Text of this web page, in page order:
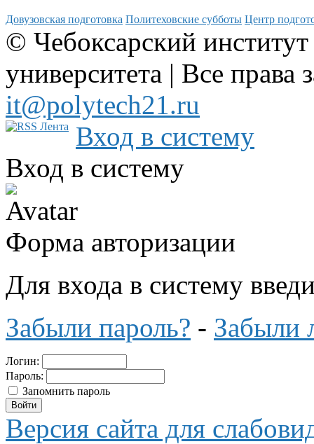
Довузовская подготовка Политеховские субботы Центр
© Чебоксарский
университета | Все
it@polytech21.ru
Вход в систему
Вход в систему
Форма авторизации
Для входа в систему
Забыли пароль? - Забыли
Логин:
Пароль:
Запомнить пароль
Версия сайта для